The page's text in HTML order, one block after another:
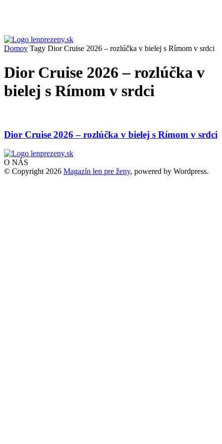
Domov Tagy Dior Cruise 2026 – rozlúčka v bielej s Rímom v srdci
Dior Cruise 2026 – rozlúčka v
bielej s Rímom v srdci
Dior Cruise 2026 – rozlúčka v bielej s Rímom v srdci
O NÁS
© Copyright 2026 Magazín len pre ženy, powered by Wordpress.